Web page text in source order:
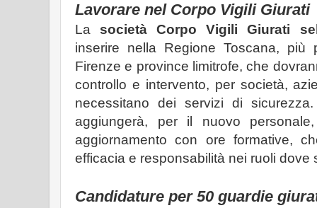
Lavorare nel Corpo Vigili Giurati
Lasocietà Corpo Vigili Giurati
inserire nella Regione Toscana, più
Firenze e province limitrofe, che
controllo e intervento, per società,
necessitano dei servizi di
aggiungerà, per il nuovo
aggiornamento con ore formative,
efficacia e responsabilità nei ruoli dove
Candidature per 50 guardie